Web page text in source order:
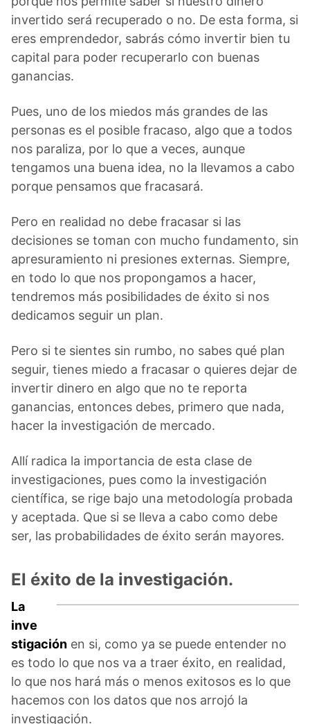
invertido será recuperado o no. De esta forma, si
eres emprendedor, sabrás cómo invertir bien tu
capital para poder recuperarlo con buenas
ganancias.
Pues, uno de los miedos más grandes de las
personas es el posible fracaso, algo que a todos
nos paraliza, por lo que a veces, aunque
tengamos una buena idea, no la llevamos a cabo
porque pensamos que fracasará.
Pero en realidad no debe fracasar si las
decisiones se toman con mucho fundamento, sin
apresuramiento ni presiones externas. Siempre,
en todo lo que nos propongamos a hacer,
tendremos más posibilidades de éxito si nos
dedicamos seguir un plan.
Pero si te sientes sin rumbo, no sabes qué plan
seguir, tienes miedo a fracasar o quieres dejar de
invertir dinero en algo que no te reporta
ganancias, entonces debes, primero que nada,
hacer la investigación de mercado.
Allí radica la importancia de esta clase de
investigaciones, pues como la investigación
científica, se rige bajo una metodología probada
y aceptada. Que si se lleva a cabo como debe
ser, las probabilidades de éxito serán mayores.
El éxito de la investigación.
La
inve
stigación en si, como ya se puede entender no
es todo lo que nos va a traer éxito, en realidad,
lo que nos hará más o menos exitosos es lo que
hacemos con los datos que nos arrojó la
investigación.